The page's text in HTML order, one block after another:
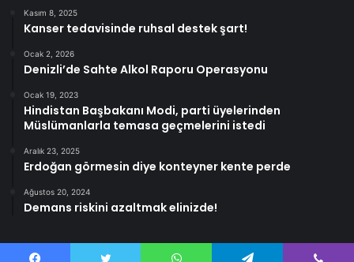
Kasım 8, 2025
Kanser tedavisinde ruhsal destek şart!
Ocak 2, 2026
Denizli’de Sahte Alkol Raporu Operasyonu
Ocak 19, 2023
Hindistan Başbakanı Modi, parti üyelerinden
Müslümanlarla temasa geçmelerini istedi
Aralık 23, 2025
Erdoğan görmesin diye konteyner kente perde
Ağustos 20, 2024
Demans riskini azaltmak elinizde!